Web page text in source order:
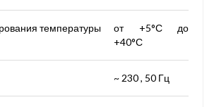
температуры
от +5°С до
+40°С
~ 230 , 50 Гц